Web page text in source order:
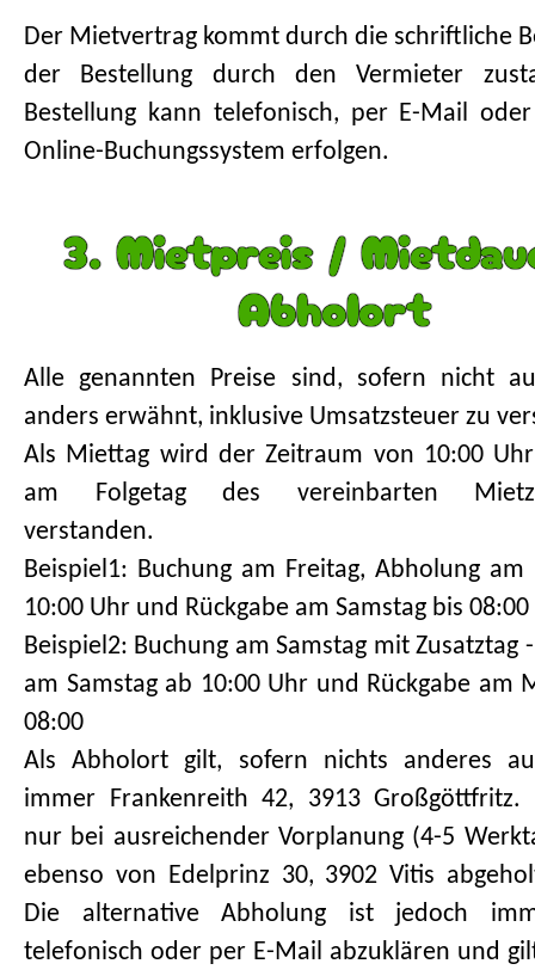
Der Mietvertrag kommt durch die schriftliche
der Bestellung durch den Vermieter
Bestellung kann telefonisch, per E-Mail
Online-Buchungssystem erfolgen.
3. Mietpreis /
Abholort
Alle genannten Preise sind, sofern nicht
anders erwähnt, inklusive Umsatzsteuer zu
Als Miettag wird der Zeitraum von 10:00
am Folgetag des vereinbarten
verstanden.
Beispiel1: Buchung am Freitag, Abholung am
10:00 Uhr und Rückgabe am Samstag bis 08:00
Beispiel2: Buchung am Samstag mit Zusatztag
am Samstag ab 10:00 Uhr und Rückgabe am
08:00
Als Abholort gilt, sofern nichts anderes
immer Frankenreith 42, 3913 Großgöttfritz.
nur bei ausreichender Vorplanung (4-5
ebenso von Edelprinz 30, 3902 Vitis
Die alternative Abholung ist jedoch
telefonisch oder per E-Mail abzuklären und